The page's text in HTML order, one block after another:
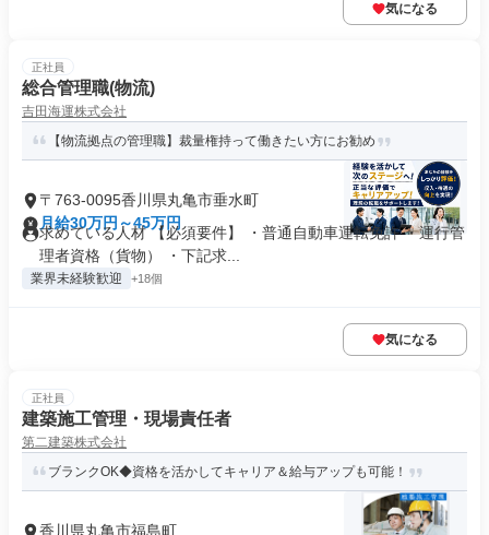
気になる
正社員
総合管理職(物流)
吉田海運株式会社
【物流拠点の管理職】裁量権持って働きたい方にお勧め
〒763-0095香川県丸亀市垂水町
月給30万円～45万円
求めている人材 【必須要件】 ・普通自動車運転免許 ・運行管
理者資格（貨物） ・下記求...
業界未経験歓迎 +18個
気になる
正社員
建築施工管理・現場責任者
第二建築株式会社
ブランクOK◆資格を活かしてキャリア＆給与アップも可能！
香川県丸亀市福島町